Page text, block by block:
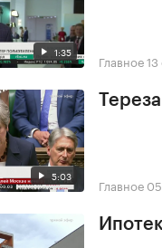
1:35 Главное
5:03 Главное